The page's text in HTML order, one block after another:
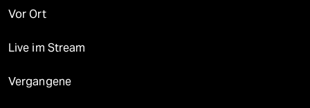
Vor Ort
Live im Stream
Vergangene